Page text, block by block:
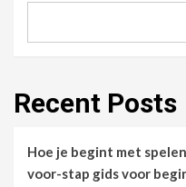
Recent Posts
Hoe je begint met
voor-stap gids voor